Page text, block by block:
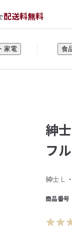
配送料無料
家電 食
紳
フ
紳士Ｌ
商品番号